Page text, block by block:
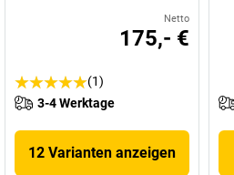
Netto
175,- €
(1)
3-4 Werktage
12 Varianten anzeigen